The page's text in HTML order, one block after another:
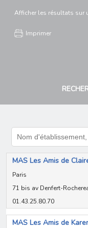
Afficher les résultats sur
Imprimer
MAS Les Amis de
Paris
71 bis av Denfert-
01.43.25.80.70
MAS Les Amis de